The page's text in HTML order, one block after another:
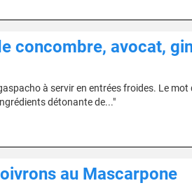
concombre, avocat,
à servir en entrées froides. Le
détonante de..."
au Mascarpone